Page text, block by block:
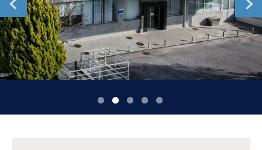
Spain
Sweden
Switzerland
United Kingdom